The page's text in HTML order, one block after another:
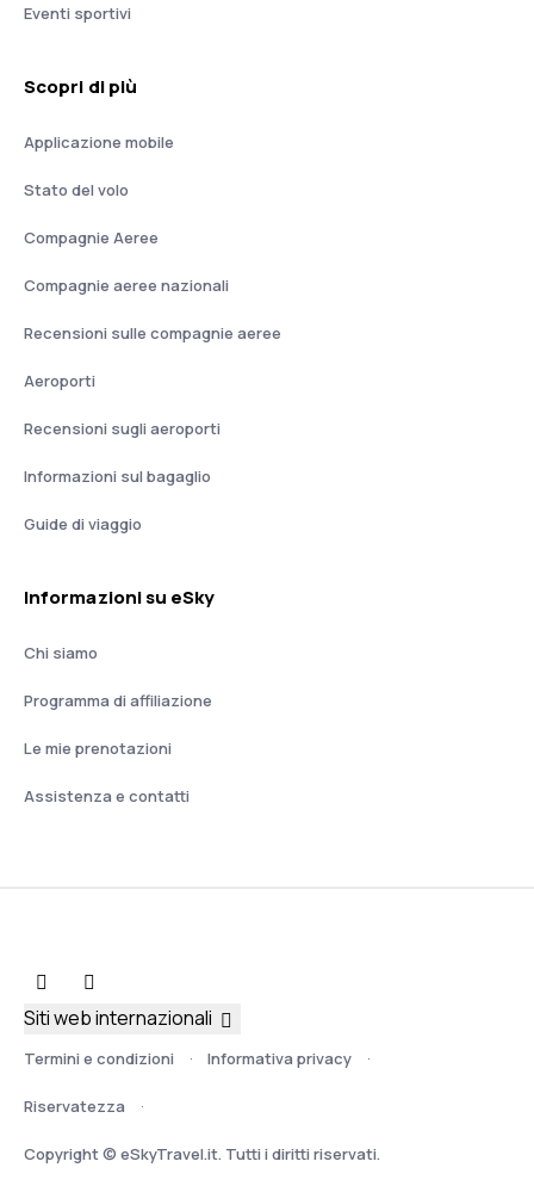
Eventi sportivi
Scopri di più
Applicazione mobile
Stato del volo
Compagnie Aeree
Compagnie aeree nazionali
Recensioni sulle compagnie aeree
Aeroporti
Recensioni sugli aeroporti
Informazioni sul bagaglio
Guide di viaggio
Informazioni su eSky
Chi siamo
Programma di affiliazione
Le mie prenotazioni
Assistenza e contatti
Termini e condizioni Informativa privacy
Riservatezza
Copyright © eSkyTravel.it. Tutti i diritti riservati.
Siti web internazionali